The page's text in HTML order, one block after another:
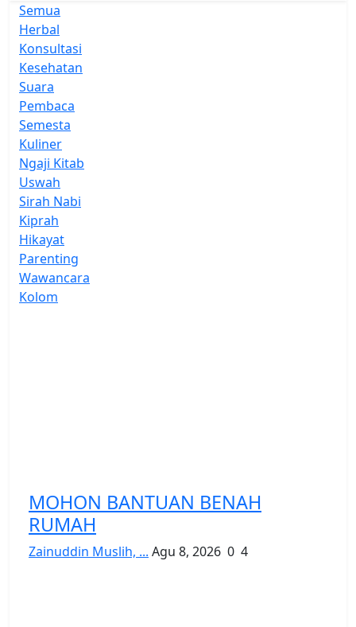
Semua
Herbal
Konsultasi
Kesehatan
Suara
Pembaca
Semesta
Kuliner
Ngaji Kitab
Uswah
Sirah Nabi
Kiprah
Hikayat
Parenting
Wawancara
Kolom
MOHON BANTUAN BENAH
RUMAH
Zainuddin Muslih, ... Agu 8, 2026 0 4